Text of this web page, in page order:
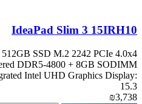
IdeaPad Slim 3 15IRH10
SSD M.2 2242 PCIe 4.0x4
DDR5-4800 + 8GB SODIMM
Intel UHD Graphics Display:
15.3
₪3,738